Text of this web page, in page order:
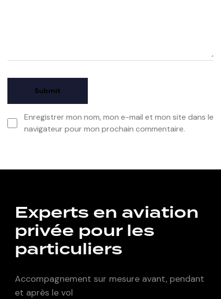
Enregistrer mon nom, mon e-mail et mon site dans le
navigateur pour mon prochain commentaire.
Experts en aviation
privée pour les
particuliers
Accompagnement sur mesure avant, pendant
et après le vol